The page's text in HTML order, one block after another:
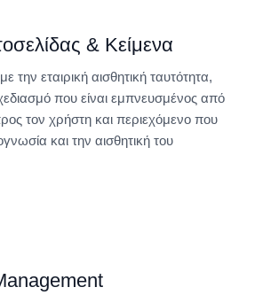
& Κείμενα
την εταιρική αισθητική ταυτότητα,
που είναι εμπνευσμένος από
τον χρήστη και περιεχόμενο που
και την αισθητική του